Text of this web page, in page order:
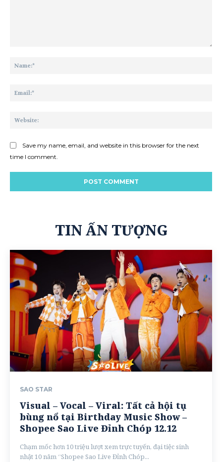
Save my name, email, and website in this browser for the next
time I comment.
TIN ẤN TƯỢNG
SAO STAR
Visual – Vocal – Viral: Tất cả hội tụ
bùng nổ tại Birthday Music Show –
Shopee Sao Live Đỉnh Chóp 12.12
Chạm mốc hơn 10 triệu lượt xem trực tuyến, đại tiệc sinh
nhật 10 năm “Shopee Sao Live Đỉnh Chóp...